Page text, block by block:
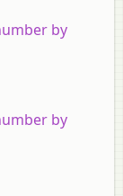
by
by